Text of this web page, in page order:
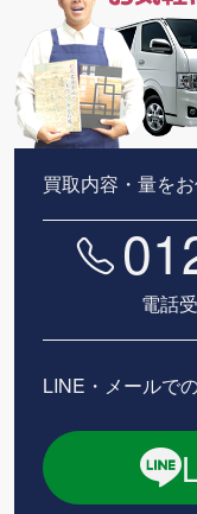
買取内容・量を
電話
LINE・メールで